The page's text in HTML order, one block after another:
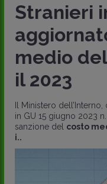
Stranieri
medio
il 2023
Il Ministero
in GU 15 giugno 2023
sanzione del costo
i..